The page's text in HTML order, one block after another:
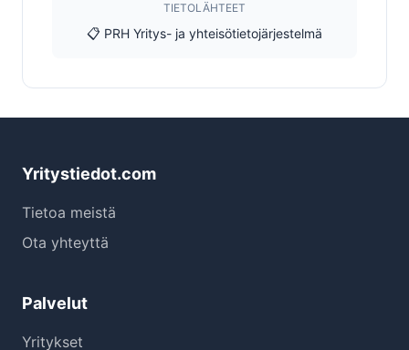
TIETOLÄHTEET
📋 PRH Yritys- ja yhteisötietojärjestelmä
Yritystiedot.com
Tietoa meistä
Ota yhteyttä
Palvelut
Yritykset